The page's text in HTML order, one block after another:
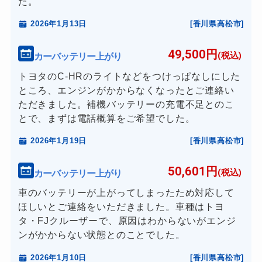
2026年1月13日 [香川県高松市]
カーバッテリー上がり 49,500円 (税込)
トヨタのC-HRのライトなどをつけっぱなしにした
ところ、エンジンがかからなくなったとご連絡い
ただきました。補機バッテリーの充電不足とのこ
とで、まずは電話概算をご希望でした。
2026年1月19日 [香川県高松市]
カーバッテリー上がり 50,601円 (税込)
車のバッテリーが上がってしまったため対応して
ほしいとご連絡をいただきました。車種はトヨ
タ・FJクルーザーで、原因はわからないがエンジ
ンがかからない状態とのことでした。
2026年1月10日 [香川県高松市]